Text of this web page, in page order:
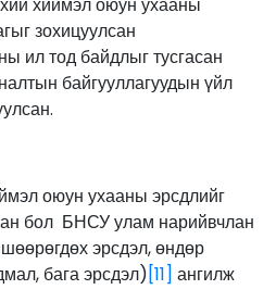
хиймэл оюун ухааны
зохицуулсан
ил тод байдлыг тусгасан
байгууллагуудын үйл
оюун ухааны эрсдлийг
бол БНСУ улам нарийвчлан
эрсдэл, өндөр
бага эрсдэл)[11] ангилж